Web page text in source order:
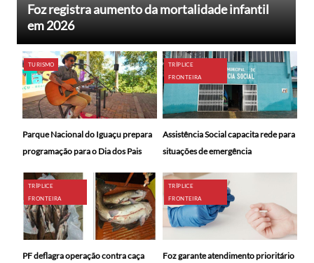
Foz registra aumento da mortalidade infantil
em 2026
TURISMO
Parque Nacional do Iguaçu prepara
programação para o Dia dos Pais
TRÍPLICE
FRONTEIRA
Assistência Social capacita rede para
situações de emergência
TRÍPLICE
FRONTEIRA
PF deflagra operação contra caça
TRÍPLICE
FRONTEIRA
Foz garante atendimento prioritário